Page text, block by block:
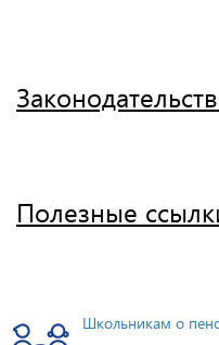
Полезные
Школьникам о